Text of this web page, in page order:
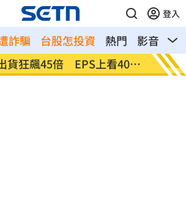
登入
詐騙 台股怎投資 熱門 影音
熱
喊逢低買AI股績效曝光 兒女